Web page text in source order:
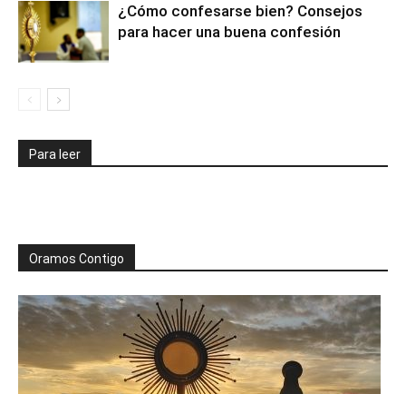
¿Cómo confesarse bien? Consejos
para hacer una buena confesión
Para leer
Oramos Contigo